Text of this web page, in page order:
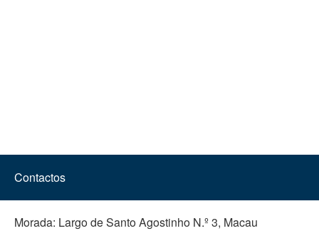
Contactos
Morada: Largo de Santo Agostinho N.º 3, Macau